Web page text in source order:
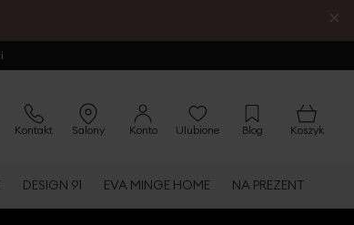
×
Kontakt Salony Konto Ulubione Blog Koszyk
DESIGN 91 EVA MINGE HOME NA PREZENT